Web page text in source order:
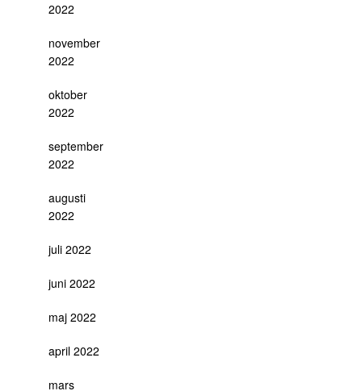
2022
november
2022
oktober
2022
september
2022
augusti
2022
juli 2022
juni 2022
maj 2022
april 2022
mars